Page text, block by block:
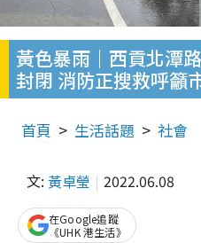
黃色暴雨｜西貢北潭
封閉 消防正搜救呼籲
首頁 生活話題 社會
文: 黃卓瑩 2022.06.08
在Google追蹤
《UHK 港生活》